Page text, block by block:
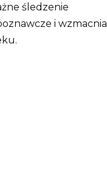
śledzenie
i wzmacnia